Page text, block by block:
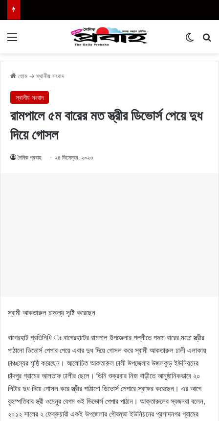
হোম → স্থানীয় সংবাদ
স্থানীয় সংবাদ
রামপালে ৫ম বারের মত স্ত্রীর ডিভোর্স পেয়ে দুধ
দিয়ে গোসল
দৈনিক প্রবাহ ২৪ ডিসেম্বর, ২০২৩
স্বামী আকতারুল চাঞ্চল্য সৃষ্টি করেছেন
বাগেরহাট প্রতিনিধি ঃ বাগেরহাটের রামপাল উপজেলার পল্লীতে পঞ্চম বারের মতো স্ত্রীর
পাঠানো ডিভোর্স পেপার পেয়ে এবার দুধ দিয়ে গোসল করে স্বামী আকতারুল ঢালী এলাকায়
চাঞ্চল্যের সৃষ্ঠি করেছেন। আলোচিত আকতারুল ঢালী উপজেলার উজলকুড় ইউনিয়নের
চাঁদপুর গ্রামের আলতাফ ঢালীর ছেলে। তিনি শুক্রবার নিজ বাড়ীতে আনুষ্ঠানিকভাবে ২০
লিটার দুধ দিয়ে গোসল করে স্ত্রীর পাঠানো ডিভোর্স পেপারে স্বাক্ষর করেছেন। এর আগে
বৃহস্পতিবার স্ত্রী ওমেনুর বেগম ওই ডিভোর্স পেপার পাঠান। আক্তারুলের স্বজনরা বলেন,
২০১২ সালের ২ ফেব্রুয়ারী একই উপজেলার গৌরম্ভা ইউনিয়নের প্রসাদনগর গ্রামের